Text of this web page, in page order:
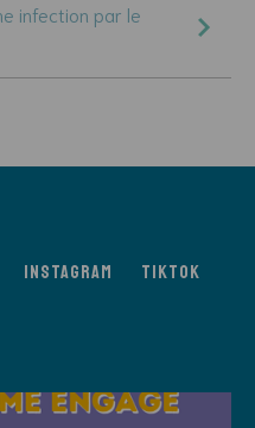
infection par le
Instagram Tiktok